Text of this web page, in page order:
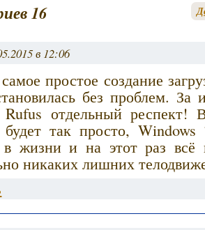
16
в 12:06
простое создание
без проблем. За
отдельный респект!
так просто, Windows
в жизни и на этот раз всё
никаких лишних